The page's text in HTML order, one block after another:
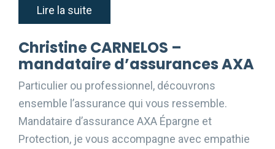
Lire la suite
Christine CARNELOS –
mandataire d’assurances AXA
Particulier ou professionnel, découvrons
ensemble l’assurance qui vous ressemble.
Mandataire d’assurance AXA Épargne et
Protection, je vous accompagne avec empathie